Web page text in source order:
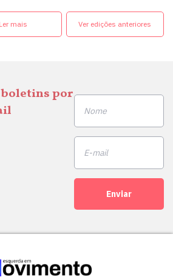
Ler mais Ver edições anteriores
boletins por
Enviar